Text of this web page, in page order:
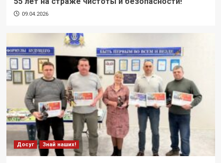
09.04.2026
Досуг Знай наших!